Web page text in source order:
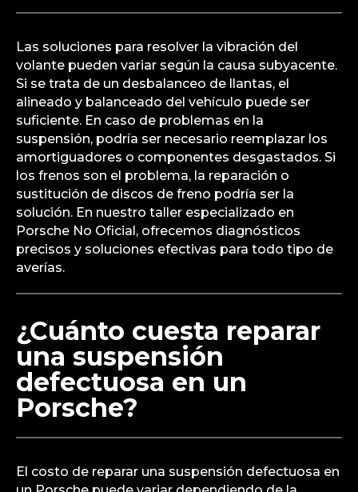
Las soluciones para resolver la vibración del
volante pueden variar según la causa subyacente.
Si se trata de un desbalanceo de llantas, el
alineado y balanceado del vehículo puede ser
suficiente. En caso de problemas en la
suspensión, podría ser necesario reemplazar los
amortiguadores o componentes desgastados. Si
los frenos son el problema, la reparación o
sustitución de discos de freno podría ser la
solución. En nuestro taller especializado en
Porsche No Oficial, ofrecemos diagnósticos
precisos y soluciones efectivas para todo tipo de
averías.
¿Cuánto cuesta reparar
una suspensión
defectuosa en un
Porsche?
El costo de reparar una suspensión defectuosa en